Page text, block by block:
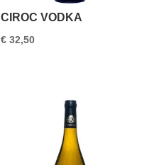
CIROC VODKA
€ 32,50